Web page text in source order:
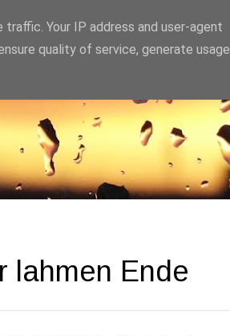
lahmen Ende
Your IP address and user-agent
quality of service, generate usage